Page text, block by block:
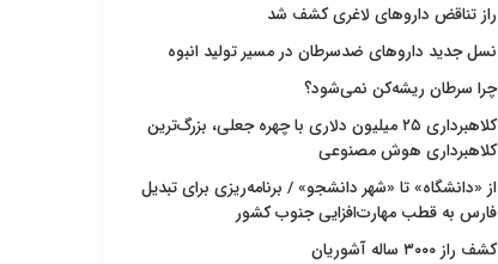
راز تناقض داروهای لاغری کشف شد
نسل جدید داروهای ضدسرطان در مسیر تولید انبوه
چرا سرطان ریشه‌کن نمی‌شود؟
کلاهبرداری ۲۵ میلیون دلاری با چهره جعلی، بزرگ‌ترین
کلاهبرداری هوش مصنوعی
از «دانشگاه» تا «شهر دانشجو» / برنامه‌ریزی برای تبدیل
فارس به قطب مهارت‌افزایی جنوب کشور
کشف راز ۳۰۰۰ ساله آشوریان